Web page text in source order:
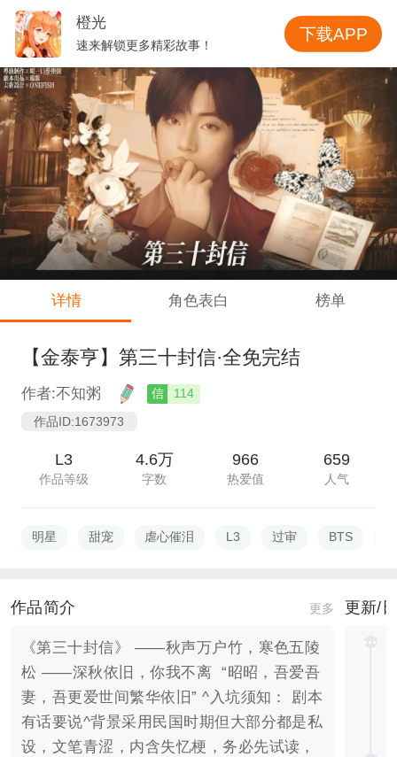
详情 角色表白 榜单
【金泰亨】第三十封信·全免完结
作者:不知粥 信
114
作品ID:1673973
L3
作品等级
4.6万
字数
966
热爱值
659
人气
明星 甜宠 虐心催泪 L3 过审 BTS
作品简介 更多
《第三十封信》 ——秋声万户竹，寒色五陵
松 ——深秋依旧，你我不离 “昭昭，吾爱吾
妻，吾更爱世间繁华依旧” ^入坑须知： 剧本
有话要说^背景采用民国时期但大部分都是私
设，文笔青涩，内含失忆梗，务必先试读，
更新/
橙光
速来解锁更多精彩故事！
下载APP